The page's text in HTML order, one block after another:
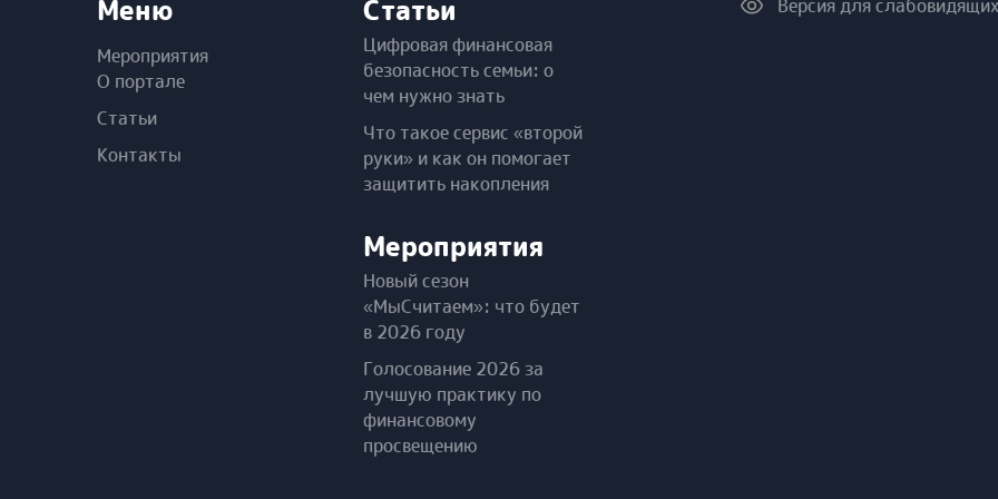
Меню
Мероприятия
О портале
Статьи
Контакты
Статьи
Цифровая финансовая
безопасность семьи: о
чем нужно знать
Что такое сервис «второй
руки» и как он помогает
защитить накопления
Мероприятия
Новый сезон
«МыСчитаем»: что будет
в 2026 году
Голосование 2026 за
лучшую практику по
финансовому
просвещению
Версия для слабовидящих